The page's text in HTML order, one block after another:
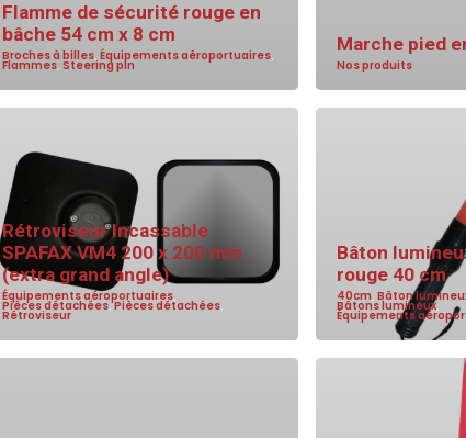
Flamme de sécurité rouge en
bâche 54 cm x 8 cm
Broches à billes, Équipements aéroportuaires,
Flammes, Steering pin
Marche pied
Nos produits
Rétroviseur Incassable
SPAFAX VM4 200 x 200 mm
(extra grand angle)
Équipements aéroportuaires,
Pièces détachées,Pièces détachées,
Rétroviseur
Bâton
rouge 40 cm
40cm Bâton
Bâtons lumineux,
Équipements